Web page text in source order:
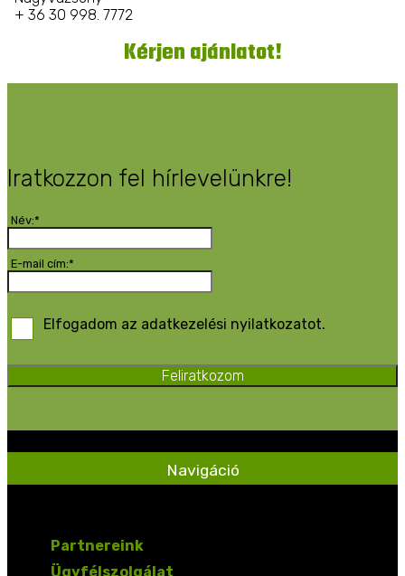
+ 36 30 998. 7772
Kérjen ajánlatot!
Iratkozzon fel hírlevelünkre!
Név:*
E-mail cím:*
Elfogadom az adatkezelési nyilatkozatot.
Feliratkozom
Navigáció
Partnereink
Ügyfélszolgálat